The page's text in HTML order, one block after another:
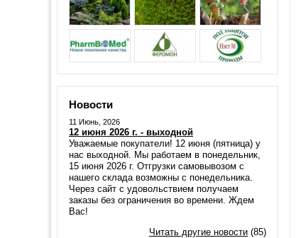
Новости
11 Июнь, 2026
12 июня 2026 г. - выходной
Уважаемые покупатели! 12 июня (пятница) у
нас выходной. Мы работаем в понедельник,
15 июня 2026 г. Отгрузки самовывозом с
нашего склада возможны с понедельника.
Через сайт с удовольствием получаем
заказы без ограничения во времени. Ждем
Вас!
Читать другие новости (85)